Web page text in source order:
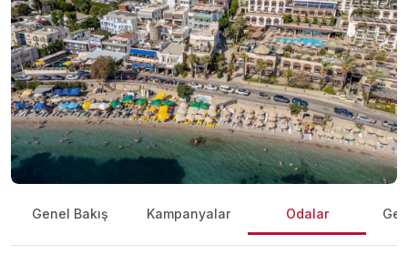
Genel Bakış Kampanyalar Odalar